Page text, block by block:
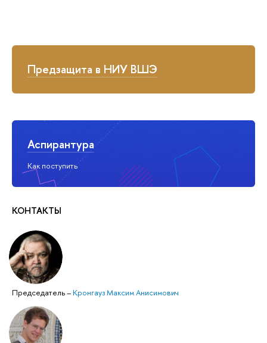
Предзащита в НИУ ВШЭ
Аспирантура
Как поступить
КОНТАКТЫ
Председатель– Кронгауз Максим Анисимович